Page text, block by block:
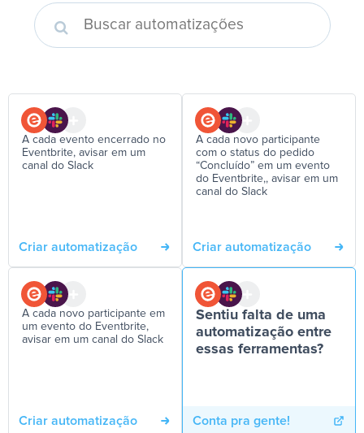
A cada evento encerrado no
Eventbrite, avisar em um
canal do Slack
Criar automatização
A cada novo participante
com o status do pedido
“Concluído” em um evento
do Eventbrite,, avisar em um
canal do Slack
Criar automatização
A cada novo participante em
um evento do Eventbrite,
avisar em um canal do Slack
Criar automatização
Sentiu falta de uma
automatização entre
essas ferramentas?
Conta pra gente!